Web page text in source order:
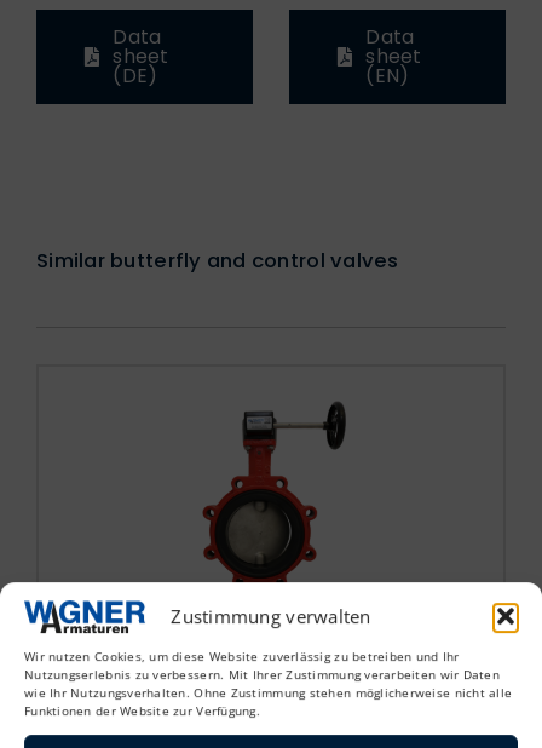
Zustimmung verwalten
Wir nutzen Cookies, um diese Website zuverlässig zu betreiben und Ihr
Nutzungserlebnis zu verbessern. Mit Ihrer Zustimmung verarbeiten wir Daten
wie Ihr Nutzungsverhalten. Ohne Zustimmung stehen möglicherweise nicht alle
Funktionen der Website zur Verfügung.
Data
sheet
(DE)
Data
sheet
(EN)
Similar butterfly and control valves
AK-914
Centric butterfly valves (rubberized)